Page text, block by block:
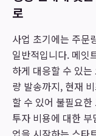
로
사업 초기에는 주문
일반적입니다. 메잇
하게 대응할 수 있
량 발송까지, 현재
할 수 있어 불필요
투자 비용에 대한